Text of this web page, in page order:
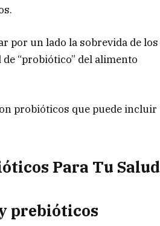
por un lado la sobrevida de los
“probiótico” del alimento
probióticos que puede incluir
Para Tu Salud
prebióticos